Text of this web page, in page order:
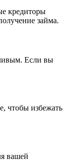
кредиторы
займа.
Если вы
чтобы избежать
вашей